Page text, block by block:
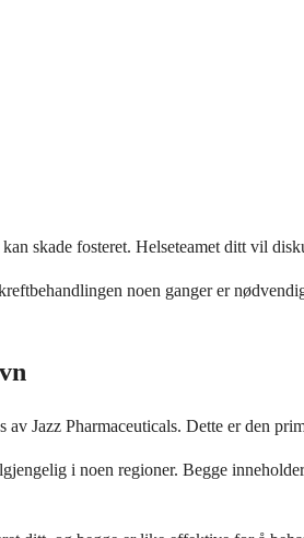
skade fosteret. Helseteamet ditt vil
noen ganger er
Jazz Pharmaceuticals. Dette er den
i noen regioner. Begge